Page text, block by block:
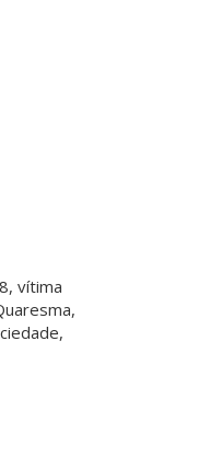
vítima